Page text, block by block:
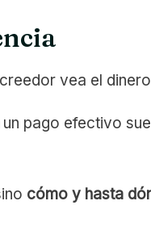
vea el
pago efectivo
cómo y hasta